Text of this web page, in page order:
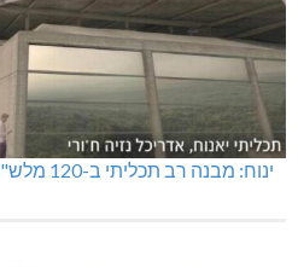
ינוח: מבנה רב תכליתי ב-120 מלש"ח